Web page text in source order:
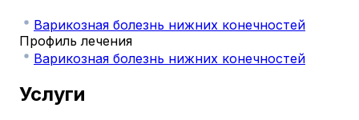
Варикозная болезнь нижних конечностей
Профиль лечения
Варикозная болезнь нижних конечностей
Услуги